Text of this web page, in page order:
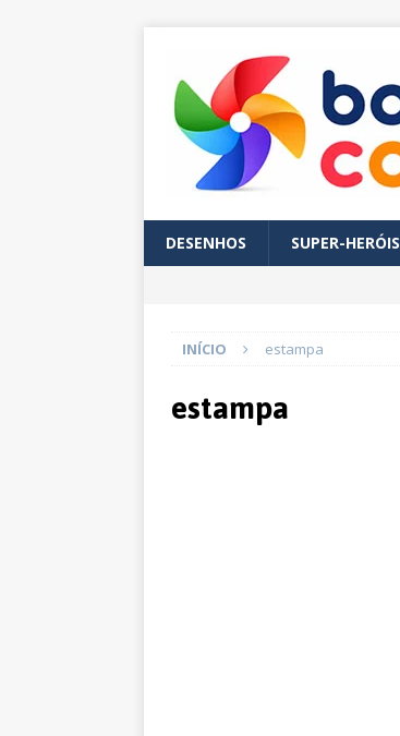
DESENHOS SUPER-HERÓIS
INÍCIO estampa
estampa